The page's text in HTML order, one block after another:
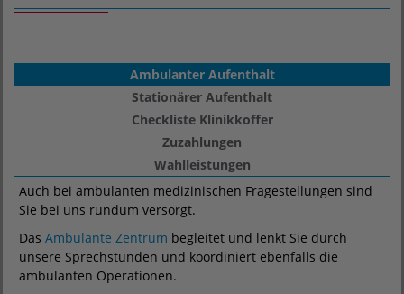
Ambulanter Aufenthalt
Stationärer Aufenthalt
Checkliste Klinikkoffer
Zuzahlungen
Wahlleistungen
Auch bei ambulanten medizinischen Fragestellungen sind
Sie bei uns rundum versorgt.
Das Ambulante Zentrum begleitet und lenkt Sie durch
unsere Sprechstunden und koordiniert ebenfalls die
ambulanten Operationen.